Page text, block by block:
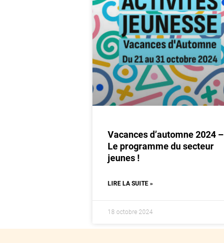
Vacances d’automne 2024 –
Le programme du secteur
jeunes !
LIRE LA SUITE »
18 octobre 2024